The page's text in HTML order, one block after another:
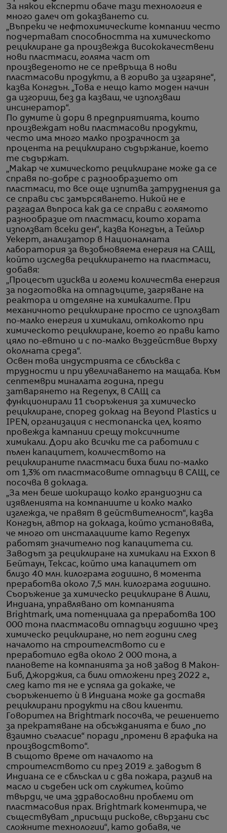
За някои експерти обаче тази технология е
много далеч от доказването си.
„Въпреки че нефтохимическите компании често
подчертават способността на химическото
рециклиране да произвежда висококачествени
нови пластмаси, голяма част от
произведеното не се превръща в нови
пластмасови продукти, а в гориво за изгаряне“,
казва Конгдън. „Това е нещо като моден начин
да изгориш, без да казваш, че използваш
инсинератор“.
По думите ѝ дори в предприятията, които
произвеждат нови пластмасови продукти,
често има много малко прозрачност за
процента на рециклирано съдържание, което
те съдържат.
„Макар че химическото рециклиране може да се
справя по-добре с разнообразието от
пластмаси, то все още изпитва затруднения да
се справи със замърсяването. Никой не е
разгадал въпроса как да се справи с голямото
разнообразие от пластмаси, които хората
използват всеки ден“, казва Конгдън, а Тейлър
Уекерт, анализатор в Националната
лаборатория за възобновяема енергия на САЩ,
който изследва рециклирането на пластмаси,
добавя:
„Процесът изисква и големи количества енергия
за подготовка на отпадъците, загряване на
реактора и отделяне на химикалите. При
механичното рециклиране просто се използват
по-малко енергия и химикали, отколкото при
химическото рециклиране, което го прави като
цяло по-евтино и с по-малко въздействие върху
околната среда“.
Освен това индустрията се сблъсква с
трудности и при увеличаването на мащаба. Към
септември миналата година, преди
затварянето на Regenyx, в САЩ са
функционирали 11 съоръжения за химическо
рециклиране, според доклад на Beyond Plastics и
IPEN, организация с нестопанска цел, която
провежда кампании срещу токсичните
химикали. Дори ако всички те са работили с
пълен капацитет, количеството на
рециклираните пластмаси биха били по-малко
от 1,3% от пластмасовите отпадъци в САЩ, се
посочва в доклада.
„За мен беше шокиращо колко грандиозни са
изявленията на компаниите и колко малко
изглежда, че правят в действителност“, казва
Конгдън, автор на доклада, който установява,
че много от инсталациите като Regenyx
работят значително под капацитета си.
Заводът за рециклиране на химикали на Exxon в
Бейтаун, Тексас, който има капацитет от
близо 40 млн. килограма годишно, в момента
преработва около 7,5 млн. килограма годишно.
Съоръжение за химическо рециклиране в Ашли,
Индиана, управлявано от компанията
Brightmark, има потенциала да преработва 100
000 тона пластмасови отпадъци годишно чрез
химическо рециклиране, но пет години след
началото на строителството си е
преработило едва около 2 000 тона, а
плановете на компанията за нов завод в Макон-
Биб, Джорджия, са били отложени през 2022 г.,
след като тя не е успяла да докаже, че
съоръжението ѝ в Индиана може да доставя
рециклирани продукти на свои клиенти.
Говорител на Brightmark посочва, че решението
за прекратяване на обсъжданията е било „по
взаимно съгласие“ поради „промени в графика на
производството“.
В същото време от началото на
строителството си през 2019 г. заводът в
Индиана се е сблъскал и с два пожара, разлив на
масло и съдебен иск от служител, който
твърди, че има здравословни проблеми от
пластмасовия прах. Brightmark коментира, че
съществуват „присъщи рискове, свързани със
сложните технологии“, като добавя, че